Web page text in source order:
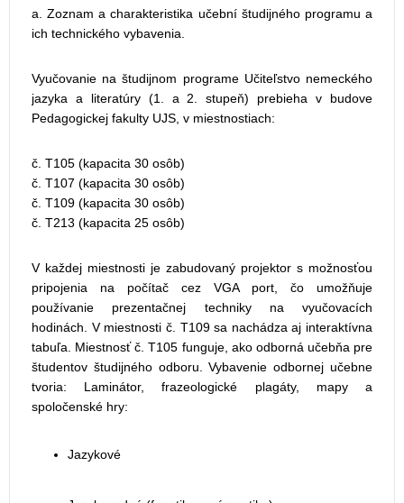
a. Zoznam a charakteristika učební študijného programu a
ich technického vybavenia.
Vyučovanie na študijnom programe Učiteľstvo nemeckého
jazyka a literatúry (1. a 2. stupeň) prebieha v budove
Pedagogickej fakulty UJS, v miestnostiach:
č. T105 (kapacita 30 osôb)
č. T107 (kapacita 30 osôb)
č. T109 (kapacita 30 osôb)
č. T213 (kapacita 25 osôb)
V každej miestnosti je zabudovaný projektor s možnosťou
pripojenia na počítač cez VGA port, čo umožňuje
používanie prezentačnej techniky na vyučovacích
hodinách. V miestnosti č. T109 sa nachádza aj interaktívna
tabuľa. Miestnosť č. T105 funguje, ako odborná učebňa pre
študentov študijného odboru. Vybavenie odbornej učebne
tvoria: Laminátor, frazeologické plagáty, mapy a
spoločenské hry:
Jazykové